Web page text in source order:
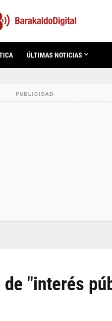
ÚLTIMAS NOTICIAS
"interés